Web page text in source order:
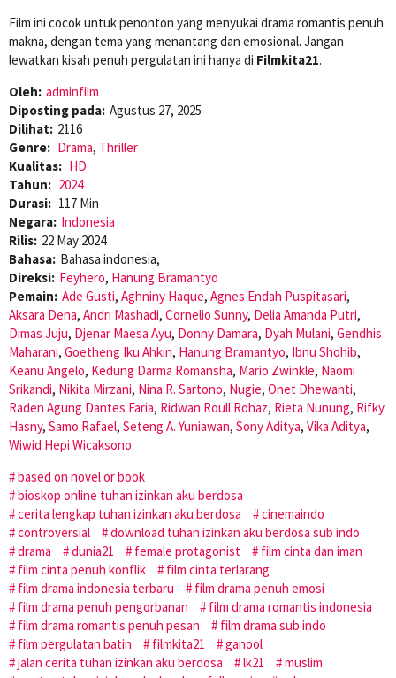
Film ini cocok untuk penonton yang menyukai drama romantis penuh
makna, dengan tema yang menantang dan emosional. Jangan
lewatkan kisah penuh pergulatan ini hanya di Filmkita21.
Oleh: adminfilm
Diposting pada: Agustus 27, 2025
Dilihat: 2116
Genre: Drama, Thriller
Kualitas: HD
Tahun: 2024
Durasi: 117 Min
Negara: Indonesia
Rilis: 22 May 2024
Bahasa: Bahasa indonesia,
Direksi: Feyhero, Hanung Bramantyo
Pemain: Ade Gusti, Aghniny Haque, Agnes Endah Puspitasari,
Aksara Dena, Andri Mashadi, Cornelio Sunny, Delia Amanda Putri,
Dimas Juju, Djenar Maesa Ayu, Donny Damara, Dyah Mulani, Gendhis
Maharani, Goetheng Iku Ahkin, Hanung Bramantyo, Ibnu Shohib,
Keanu Angelo, Kedung Darma Romansha, Mario Zwinkle, Naomi
Srikandi, Nikita Mirzani, Nina R. Sartono, Nugie, Onet Dhewanti,
Raden Agung Dantes Faria, Ridwan Roull Rohaz, Rieta Nunung, Rifky
Hasny, Samo Rafael, Seteng A. Yuniawan, Sony Aditya, Vika Aditya,
Wiwid Hepi Wicaksono
based on novel or book
bioskop online tuhan izinkan aku berdosa
cerita lengkap tuhan izinkan aku berdosa
cinemaindo
controversial
download tuhan izinkan aku berdosa sub indo
drama
dunia21 female protagonist
film cinta dan iman
film cinta penuh konflik
film cinta terlarang
film drama indonesia terbaru
film drama penuh emosi
film drama penuh pengorbanan
film drama romantis indonesia
film drama romantis penuh pesan
film drama sub indo
film pergulatan batin
filmkita21
ganool
jalan cerita tuhan izinkan aku berdosa
lk21
muslim